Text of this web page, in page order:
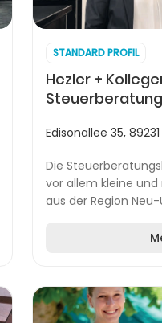
STANDARD PROFIL
Hezler +
Edisonallee 35,
Die
vor allem kleine
aus der Region